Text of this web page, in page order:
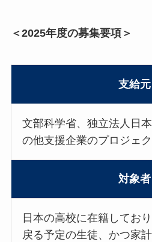
＜2025年度の募集要項＞
支給元
文部科学省、独立法人日
の他支援企業のプロジェ
対象者
日本の高校に在籍してお
戻る予定の生徒、かつ家